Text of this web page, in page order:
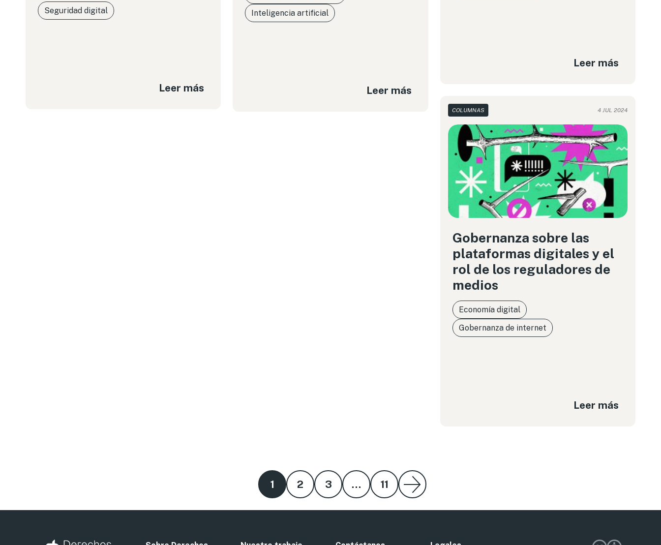
Leer más
Inteligencia artificial
Leer más
Seguridad digital
Leer más
COLUMNAS 4 JUL 2024
Gobernanza sobre las
plataformas digitales y el
rol de los reguladores de
medios
Economía digital
Gobernanza de internet
Leer más
1 2 3 … 11
Página siguiente